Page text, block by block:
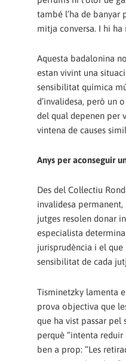
també l’ha de
mitja conversa. I hi
Aquesta badalonina
estan vivint una
sensibilitat química
d’invalidesa, però un
del qual depenen per
vintena de causes
Anys per aconseguir
Des del Col·lectiu
invalidesa
jutges resolen donar
especialista determina
jurisprudència i el
sensibilitat de cada
Tisminetzky lamenta
prova objectiva que
que ha vist passar pel
perquè “intenta reduir
ben a prop: “Les